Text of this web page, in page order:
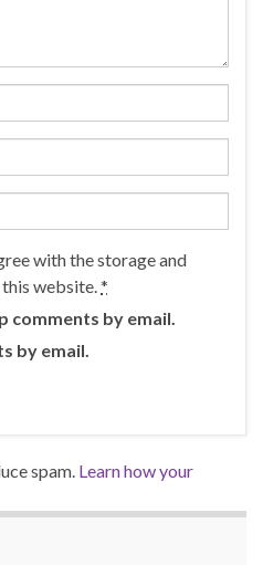
with the storage and
website.*
by email.
by email.
spam. Learn how your